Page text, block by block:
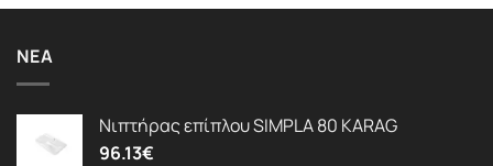
ΝΈΑ
Νιπτήρας επίπλου SIMPLA 80 KARAG
96.13€